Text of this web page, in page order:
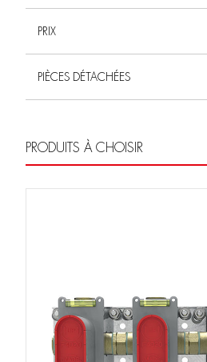
PRIX
PIÈCES DÉTACHÉES
PRODUITS À CHOISIR